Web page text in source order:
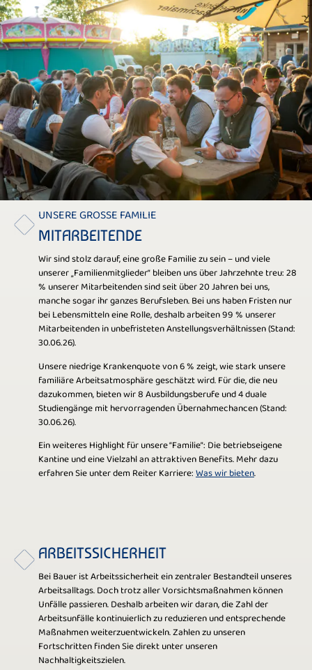
UNSERE GROSSE FAMILIE
MITARBEITENDE
Wir sind stolz darauf, eine große Familie zu sein – und viele
unserer „Familienmitglieder“ bleiben uns über Jahrzehnte treu: 28
% unserer Mitarbeitenden sind seit über 20 Jahren bei uns,
manche sogar ihr ganzes Berufsleben. Bei uns haben Fristen nur
bei Lebensmitteln eine Rolle, deshalb arbeiten 99 % unserer
Mitarbeitenden in unbefristeten Anstellungsverhältnissen (Stand:
30.06.26).
Unsere niedrige Krankenquote von 6 % zeigt, wie stark unsere
familiäre Arbeitsatmosphäre geschätzt wird. Für die, die neu
dazukommen, bieten wir 8 Ausbildungsberufe und 4 duale
Studiengänge mit hervorragenden Übernahmechancen (Stand:
30.06.26).
Ein weiteres Highlight für unsere “Familie”: Die betriebseigene
Kantine und eine Vielzahl an attraktiven Benefits. Mehr dazu
erfahren Sie unter dem Reiter Karriere:Was wir bieten.
ARBEITSSICHERHEIT
Bei Bauer ist Arbeitssicherheit ein zentraler Bestandteil unseres
Arbeitsalltags. Doch trotz aller Vorsichtsmaßnahmen können
Unfälle passieren. Deshalb arbeiten wir daran, die Zahl der
Arbeitsunfälle kontinuierlich zu reduzieren und entsprechende
Maßnahmen weiterzuentwickeln. Zahlen zu unseren
Fortschritten finden Sie direkt unter unseren
Nachhaltigkeitszielen.